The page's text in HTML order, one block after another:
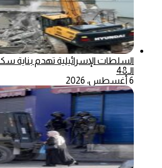
السلطات الإسرائيلية تهدم بناية
الـ48
6 أغسطس، 2026